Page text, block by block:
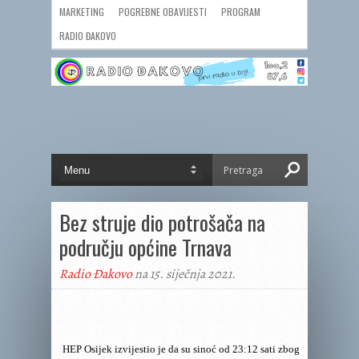
MARKETING POGREBNE OBAVIJESTI
PROGRAM
RADIO ĐAKOVO
Bez struje dio potrošača na
području općine Trnava
Radio Đakovona 15. siječnja 2021.
HEP Osijek izvijestio je da su sinoć od 23:12 sati zbog